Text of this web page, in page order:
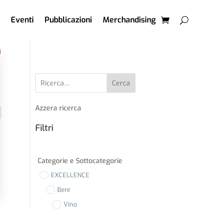
Eventi Pubblicazioni Merchandising
Cerca
Azzera ricerca
Filtri
Categorie e Sottocategorie
EXCELLENCE
Bere
Vino